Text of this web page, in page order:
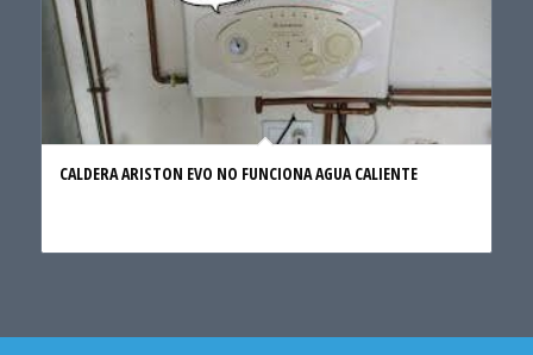
CALDERA ARISTON EVO NO FUNCIONA AGUA CALIENTE